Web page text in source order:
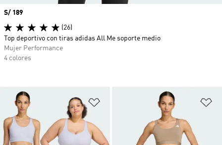
Añadir a la lista de deseos
Precio
S/ 189
(26)
Top deportivo con tiras adidas All Me soporte medio
Mujer Performance
4 colores